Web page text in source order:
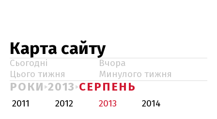
Карта сайту
Сьогодні
Вчора
Цього тижня
Минулого тижня
РОКИ 2013 СЕРПЕНЬ
2011 2012 2013
2014